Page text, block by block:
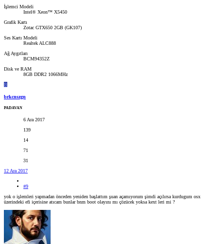
İşlemci Modeli
Intel® Xeon™ X5450
Grafik Kartı
Zotac GTX650 2GB (GK107)
Ses Kartı Modeli
Realtek ALC888
Ağ Aygıtları
BCM94352Z
Disk ve RAM
8GB DDR2 1066MHz
B
brkcnszgn
PADAVAN
6 Ara 2017
139
14
71
31
12 Ara 2017
#9
yok o işlemleri yapmadan önceden yeniden başlattım şuan açamıyorum şimdi açılırsa kurdugum osx
üzerindeki efi içerisine atıcam bunlar bnm boot olayını mı çözücek yoksa kext leri mi ?